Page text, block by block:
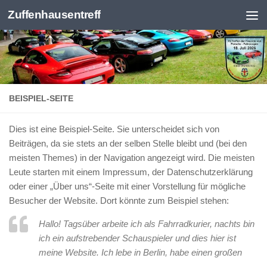
Zum Inhalt springen
Zuffenhausentreff
BEISPIEL-SEITE
Dies ist eine Beispiel-Seite. Sie unterscheidet sich von
Beiträgen, da sie stets an der selben Stelle bleibt und (bei den
meisten Themes) in der Navigation angezeigt wird. Die meisten
Leute starten mit einem Impressum, der Datenschutzerklärung
oder einer „Über uns“-Seite mit einer Vorstellung für mögliche
Besucher der Website. Dort könnte zum Beispiel stehen:
Hallo! Tagsüber arbeite ich als Fahrradkurier, nachts bin
ich ein aufstrebender Schauspieler und dies hier ist
meine Website. Ich lebe in Berlin, habe einen großen